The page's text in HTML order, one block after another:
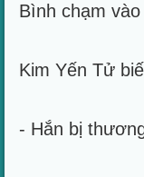
Bình chạm
Kim Yến Tử
- Hắn bị